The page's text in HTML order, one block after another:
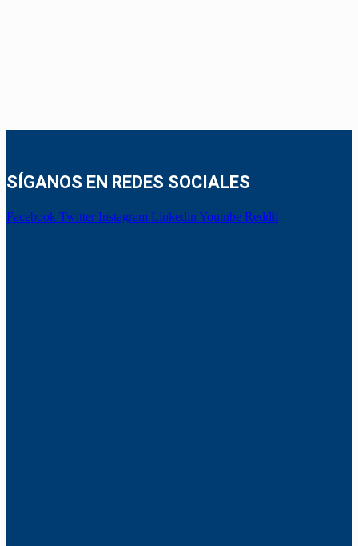
SÍGANOS EN REDES SOCIALES
Facebook Twitter Instagram Linkedin Youtube Reddit